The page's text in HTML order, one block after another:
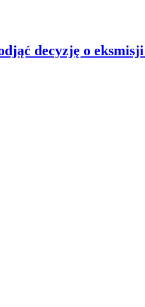
decyzję o